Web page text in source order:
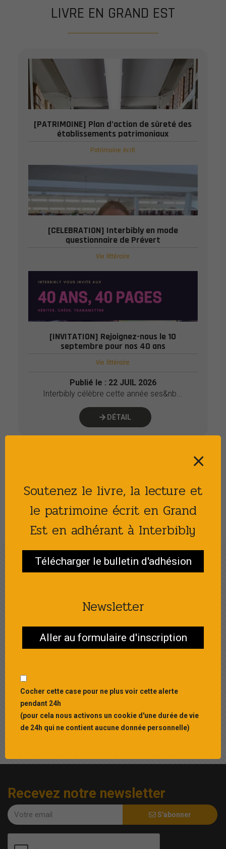
LIVRE EN GRAND EST
[PATRIMOINE] Plan d’action de sûreté des
établissements patrimoniaux
Patrimoine écrit
Publié le : 28 JUIL 2026
Le ministère de la Culture publie son ...
DÉTAIL
[CELEBRATION] Interbibly en mode
questionnaire de Prévert
Vie littéraire
[INVITATION] Rejoignez-nous le 10
septembre pour nos 40 ans
Vie littéraire
Publié le : 22 JUIL 2026
Interbibly célèbre cette année ses&nb...
DÉTAIL
VOIR TOUTES LES ACTUALITÉS
Au fil des ailes
Festival 2025 à
l'heure du bilan
EN SAVOIR PLUS
Recevez notre newsletter
S'abonner
⨯
Soutenez le livre, la lecture et
le patrimoine écrit en Grand
Est en adhérant à Interbibly
Télécharger le bulletin d'adhésion
Newsletter
Aller au formulaire d'inscription
Cocher cette case pour ne plus voir cette alerte
pendant 24h
(pour cela nous activons un cookie d'une durée de vie
de 24h qui ne contient aucune donnée personnelle)